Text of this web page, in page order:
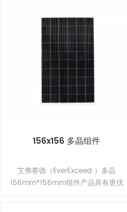
156x156 多晶组件
艾弗赛德（EverExceed ）多晶
156mm*156mm组件产品具有更优